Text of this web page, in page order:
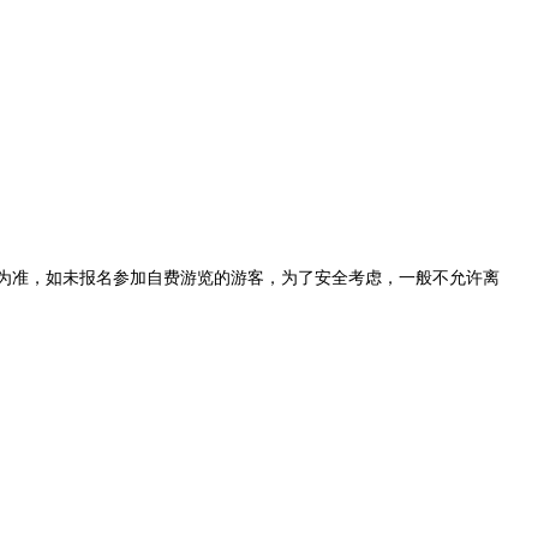
准，如未报名参加自费游览的游客，为了安全考虑，一般不允许离